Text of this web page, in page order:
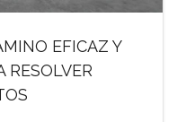
EFICAZ Y
RESOLVER